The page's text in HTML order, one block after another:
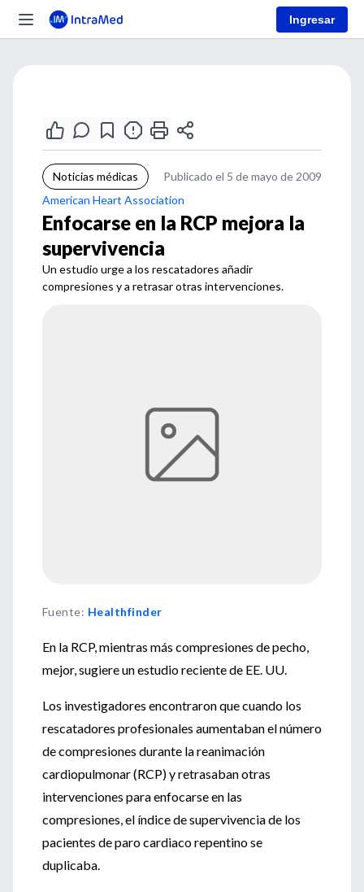
Ingresar
Noticias médicas
Publicado el 5 de mayo de 2009
American Heart Association
Enfocarse en la RCP mejora la
supervivencia
Un estudio urge a los rescatadores añadir
compresiones y a retrasar otras intervenciones.
Fuente: Healthfinder
En la RCP, mientras más compresiones de pecho,
mejor, sugiere un estudio reciente de EE. UU.
Los investigadores encontraron que cuando los
rescatadores profesionales aumentaban el número
de compresiones durante la reanimación
cardiopulmonar (RCP) y retrasaban otras
intervenciones para enfocarse en las
compresiones, el índice de supervivencia de los
pacientes de paro cardiaco repentino se
duplicaba.